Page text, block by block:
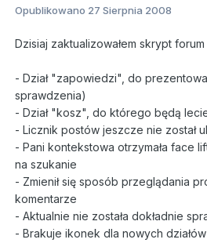
Opublikowano 27 Sierpnia 2008
Dzisiaj zaktualizowałem skrypt
- Dział "zapowiedzi", do
sprawdzenia)
- Dział "kosz", do którego będą
- Licznik postów jeszcze nie został
- Pani kontekstowa otrzymała face
na szukanie
- Zmienił się sposób przeglądania
komentarze
- Aktualnie nie została dokładnie
- Brakuje ikonek dla nowych